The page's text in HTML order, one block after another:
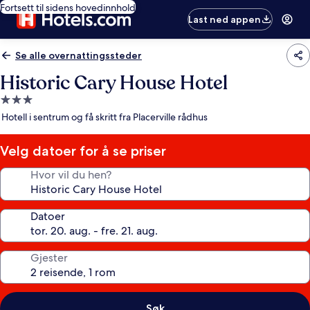
Fortsett til sidens hovedinnhold
Last ned appen
Se alle overnattingssteder
Historic Cary House Hotel
Overnattingssted
med
stjerner
Hotell i sentrum og få skritt fra Placerville rådhus
Velg datoer for å se priser
Hvor vil du hen?
Datoer
Gjester